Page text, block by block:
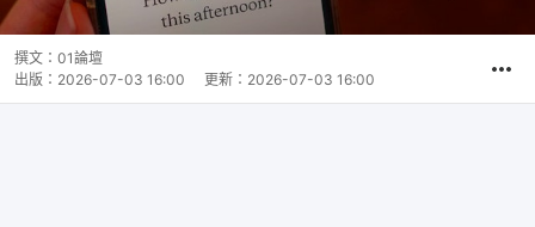
撰文： 01論壇
出版： 2026-07-03 16:00 更新： 2026-07-03 16:00